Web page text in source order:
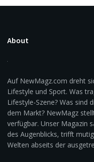
About
Auf NewMagz.com dreht
Lifestyle und Sport. Was
Lifestyle-Szene? Was sind
dem Markt? NewMagz
verfügbar. Unser Magazin
des Augenblicks, trifft
Welten abseits der